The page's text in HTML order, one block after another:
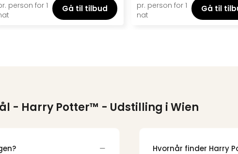
person for 1
Gå til tilbud
pr. person for 1
nat
Gå til
- Harry Potter™ - Udstilling i Wien
Hvornår finder Harry